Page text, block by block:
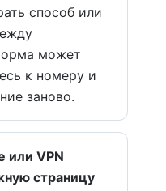
способ или
может
к номеру и
заново.
или VPN
страницу